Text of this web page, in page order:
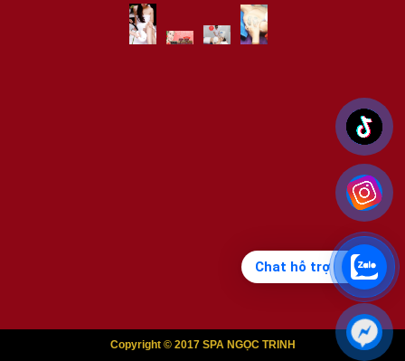
Copyright © 2017 SPA NGỌC TRINH
Chat hỗ trợ